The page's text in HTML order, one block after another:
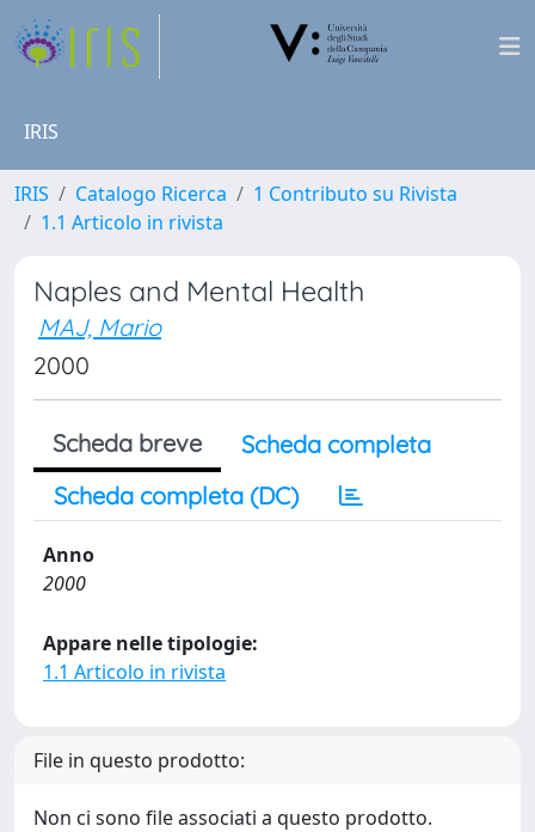
IRIS
IRIS Catalogo Ricerca
1 Contributo su Rivista
1.1 Articolo in rivista
Naples and Mental Health
MAJ, Mario
2000
Scheda breve
Scheda completa
Scheda completa (DC)
Anno
2000
Appare nelle tipologie:
1.1 Articolo in rivista
File in questo prodotto:
Non ci sono file associati a questo prodotto.